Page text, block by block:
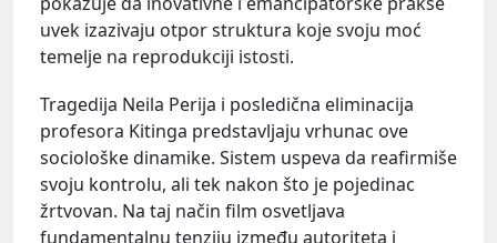
uvek izazivaju otpor struktura koje svoju moć
temelje na reprodukciji istosti.
Tragedija Neila Perija i posledična eliminacija
profesora Kitinga predstavljaju vrhunac ove
sociološke dinamike. Sistem uspeva da reafirmiše
svoju kontrolu, ali tek nakon što je pojedinac
žrtvovan. Na taj način film osvetljava
fundamentalnu tenziju između autoriteta i